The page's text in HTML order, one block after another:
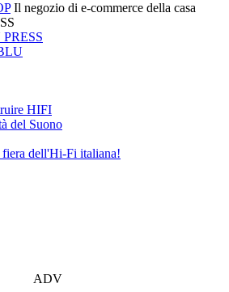
Il negozio di e-commerce della casa
HIFI
del Suono
fiera dell'Hi-Fi italiana!
ADV